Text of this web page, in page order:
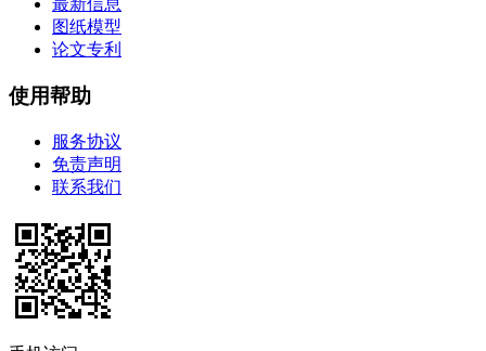
最新信息
图纸模型
论文专利
使用帮助
服务协议
免责声明
联系我们